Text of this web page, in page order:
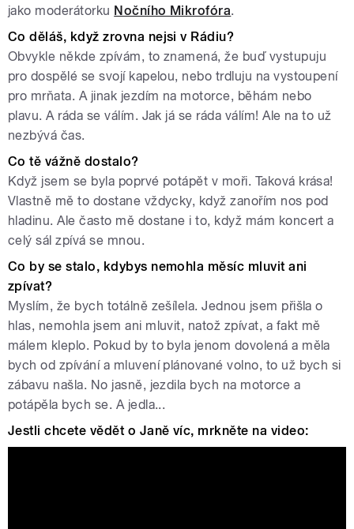
jako moderátorku Nočního Mikrofóra.
Co děláš, když zrovna nejsi v Rádiu?
Obvykle někde zpívám, to znamená, že buď vystupuju
pro dospělé se svojí kapelou, nebo trdluju na vystoupení
pro mrňata. A jinak jezdím na motorce, běhám nebo
plavu. A ráda se válím. Jak já se ráda válím! Ale na to už
nezbývá čas.
Co tě vážně dostalo?
Když jsem se byla poprvé potápět v moři. Taková krása!
Vlastně mě to dostane vždycky, když zanořím nos pod
hladinu. Ale často mě dostane i to, když mám koncert a
celý sál zpívá se mnou.
Co by se stalo, kdybys nemohla měsíc mluvit ani
zpívat?
Myslím, že bych totálně zešílela. Jednou jsem přišla o
hlas, nemohla jsem ani mluvit, natož zpívat, a fakt mě
málem kleplo. Pokud by to byla jenom dovolená a měla
bych od zpívání a mluvení plánované volno, to už bych si
zábavu našla. No jasně, jezdila bych na motorce a
potápěla bych se. A jedla...
Jestli chcete vědět o Janě víc, mrkněte na video: